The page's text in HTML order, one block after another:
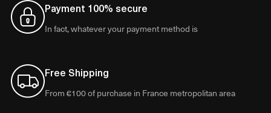
Payment 100% secure
In fact, whatever your payment method is
Free Shipping
From €100 of purchase in France metropolitan area